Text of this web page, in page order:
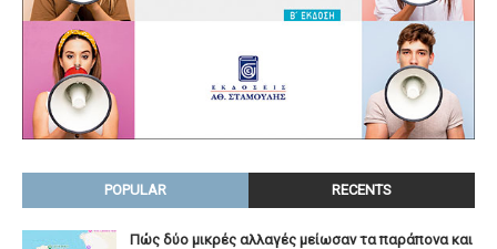
POPULAR RECENTS
Πώς δύο μικρές αλλαγές μείωσαν τα παράπονα και